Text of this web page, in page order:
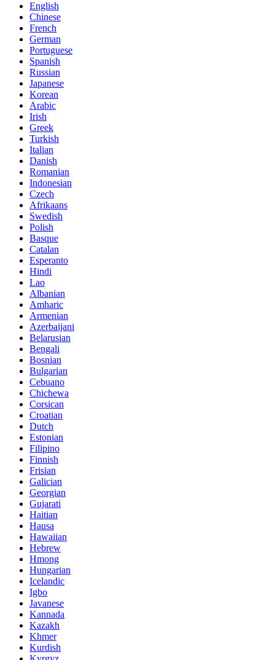
English
Chinese
French
German
Portuguese
Spanish
Russian
Japanese
Korean
Arabic
Irish
Greek
Turkish
Italian
Danish
Romanian
Indonesian
Czech
Afrikaans
Swedish
Polish
Basque
Catalan
Esperanto
Hindi
Lao
Albanian
Amharic
Armenian
Azerbaijani
Belarusian
Bengali
Bosnian
Bulgarian
Cebuano
Chichewa
Corsican
Croatian
Dutch
Estonian
Filipino
Finnish
Frisian
Galician
Georgian
Gujarati
Haitian
Hausa
Hawaiian
Hebrew
Hmong
Hungarian
Icelandic
Igbo
Javanese
Kannada
Kazakh
Khmer
Kurdish